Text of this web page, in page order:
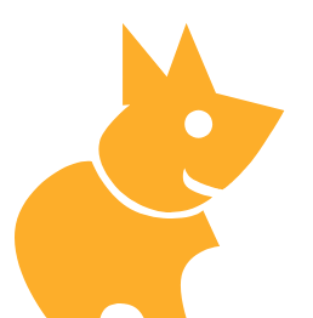
Ürün bilgilerinde hatalar bulunuyor.
Ürün fiyatı diğer sitelerden daha pahalı.
Bu ürüne benzer farklı alternatifler olmalı.